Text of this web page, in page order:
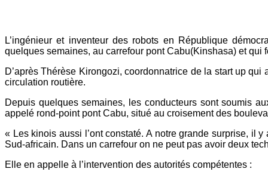
L’ingénieur et inventeur des robots en République
quelques semaines, au carrefour pont Cabu(Kinshasa) et
D’après Thérèse Kirongozi, coordonnatrice de la start up
circulation routière.
Depuis quelques semaines, les conducteurs sont soumis
appelé rond-point pont Cabu, situé au croisement des
« Les kinois aussi l’ont constaté. A notre grande surprise, il
Sud-africain. Dans un carrefour on ne peut pas avoir deux
Elle en appelle à l’intervention des autorités compétentes :